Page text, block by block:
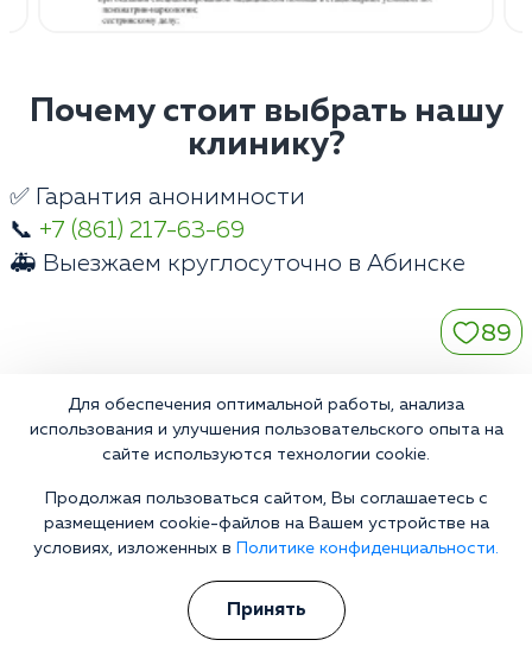
Почему стоит выбрать нашу
клинику?
✅ Гарантия анонимности
📞 +7 (861) 217-63-69
🚑 Выезжаем круглосуточно в Абинске
89
Контакты
Телефон:
+7 (861) 217-63-69
abinsk@narkologiya24.clinic
Для обеспечения оптимальной работы, анализа
использования и улучшения пользовательского опыта на
сайте используются технологии cookie.
Продолжая пользоваться сайтом, Вы соглашаетесь с
размещением cookie-файлов на Вашем устройстве на
условиях, изложенных в
Политике конфиденциальности.
Принять